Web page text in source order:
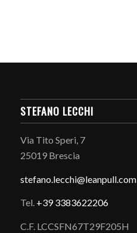
STEFANO LECCHI
Via Tito Speri, 7
25019 Brescia
stefano.lecchi@leanpull.com
Tel. +39 3383622206
C.F. LCCSFN67T29F205H